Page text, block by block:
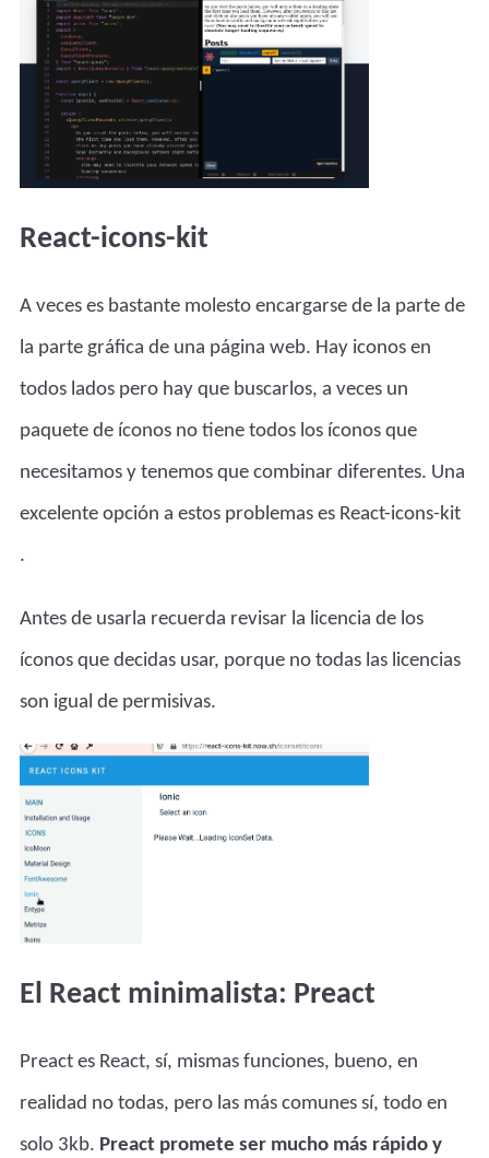
React-icons-kit
A veces es bastante molesto encargarse de la parte de
la parte gráfica de una página web. Hay iconos en
todos lados pero hay que buscarlos, a veces un
paquete de íconos no tiene todos los íconos que
necesitamos y tenemos que combinar diferentes. Una
excelente opción a estos problemas es React-icons-kit
.
Antes de usarla recuerda revisar la licencia de los
íconos que decidas usar, porque no todas las licencias
son igual de permisivas.
El React minimalista: Preact
Preact es React, sí, mismas funciones, bueno, en
realidad no todas, pero las más comunes sí, todo en
solo 3kb. Preact promete ser mucho más rápido y